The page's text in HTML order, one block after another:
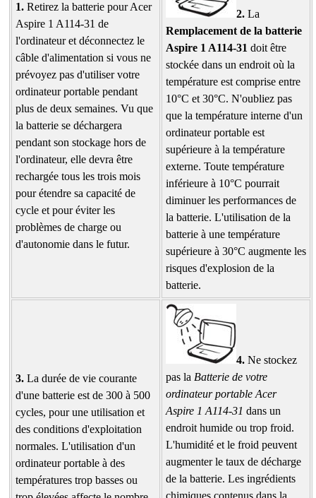
1.Retirez la batterie pour Acer
Aspire 1 A114-31 de
l'ordinateur et déconnectez le
câble d'alimentation si vous ne
prévoyez pas d'utiliser votre
ordinateur portable pendant
plus de deux semaines. Vu que
la batterie se déchargera
pendant son stockage hors de
l'ordinateur, elle devra être
rechargée tous les trois mois
pour étendre sa capacité de
cycle et pour éviter les
problèmes de charge ou
d'autonomie dans le futur.
2.La
Remplacement de la batterie
Aspire 1 A114-31doit être
stockée dans un endroit où la
température est comprise entre
10°C et 30°C. N'oubliez pas
que la température interne d'un
ordinateur portable est
supérieure à la température
externe. Toute température
inférieure à 10°C pourrait
diminuer les performances de
la batterie. L'utilisation de la
batterie à une température
supérieure à 30°C augmente les
risques d'explosion de la
batterie.
3.La durée de vie courante
d'une batterie est de 300 à 500
cycles, pour une utilisation et
des conditions d'exploitation
normales. L'utilisation d'un
ordinateur portable à des
températures trop basses ou
4.Ne stockez
pas la Batterie de votre
ordinateur portable Acer
Aspire 1 A114-31dans un
endroit humide ou trop froid.
L'humidité et le froid peuvent
augmenter le taux de décharge
de la batterie. Les ingrédients